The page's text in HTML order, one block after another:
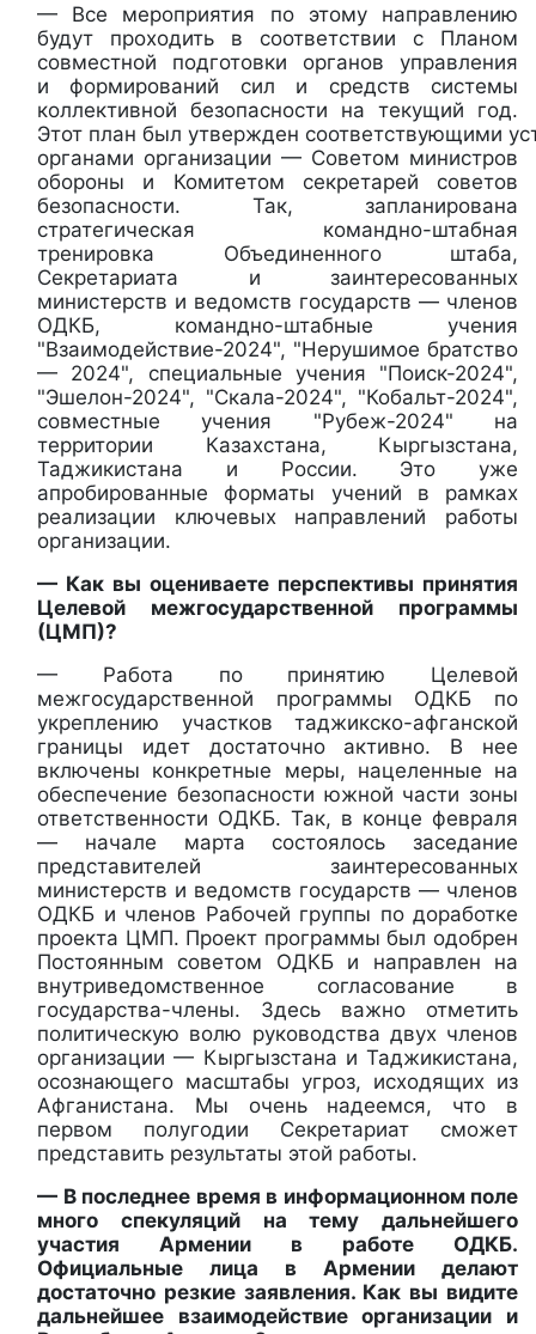
— Все мероприятия по этому направлению
будут проходить в соответствии с Планом
совместной подготовки органов управления
и формирований сил и средств системы
коллективной безопасности на текущий год.
Этот план был утвержден соответствующими
органами организации — Советом министров
обороны и Комитетом секретарей советов
безопасности. Так, запланирована
стратегическая командно-штабная
тренировка Объединенного штаба,
Секретариата и заинтересованных
министерств и ведомств государств — членов
ОДКБ, командно-штабные учения
"Взаимодействие-2024", "Нерушимое братство
— 2024", специальные учения "Поиск-2024",
"Эшелон-2024", "Скала-2024", "Кобальт-2024",
совместные учения "Рубеж-2024" на
территории Казахстана, Кыргызстана,
Таджикистана и России. Это уже
апробированные форматы учений в рамках
реализации ключевых направлений работы
организации.
— Как вы оцениваете перспективы принятия
Целевой межгосударственной программы
(ЦМП)?
— Работа по принятию Целевой
межгосударственной программы ОДКБ по
укреплению участков таджикско-афганской
границы идет достаточно активно. В нее
включены конкретные меры, нацеленные на
обеспечение безопасности южной части зоны
ответственности ОДКБ. Так, в конце февраля
— начале марта состоялось заседание
представителей заинтересованных
министерств и ведомств государств — членов
ОДКБ и членов Рабочей группы по доработке
проекта ЦМП. Проект программы был одобрен
Постоянным советом ОДКБ и направлен на
внутриведомственное согласование в
государства-члены. Здесь важно отметить
политическую волю руководства двух членов
организации — Кыргызстана и Таджикистана,
осознающего масштабы угроз, исходящих из
Афганистана. Мы очень надеемся, что в
первом полугодии Секретариат сможет
представить результаты этой работы.
— В последнее время в информационном поле
много спекуляций на тему дальнейшего
участия Армении в работе ОДКБ.
Официальные лица в Армении делают
достаточно резкие заявления. Как вы видите
дальнейшее взаимодействие организации и